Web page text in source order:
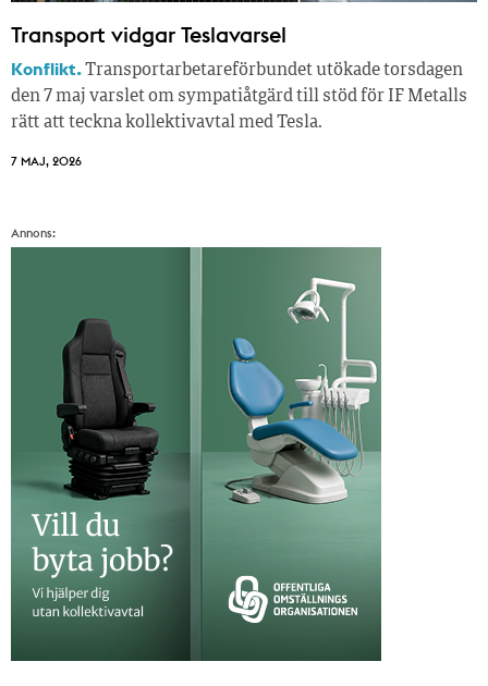
Transport vidgar Teslavarsel
Konflikt.Transportarbetareförbundet utökade torsdagen
den 7 maj varslet om sympatiåtgärd till stöd för IF Metalls
rätt att teckna kollektivavtal med Tesla.
7 MAJ, 2026
Annons: